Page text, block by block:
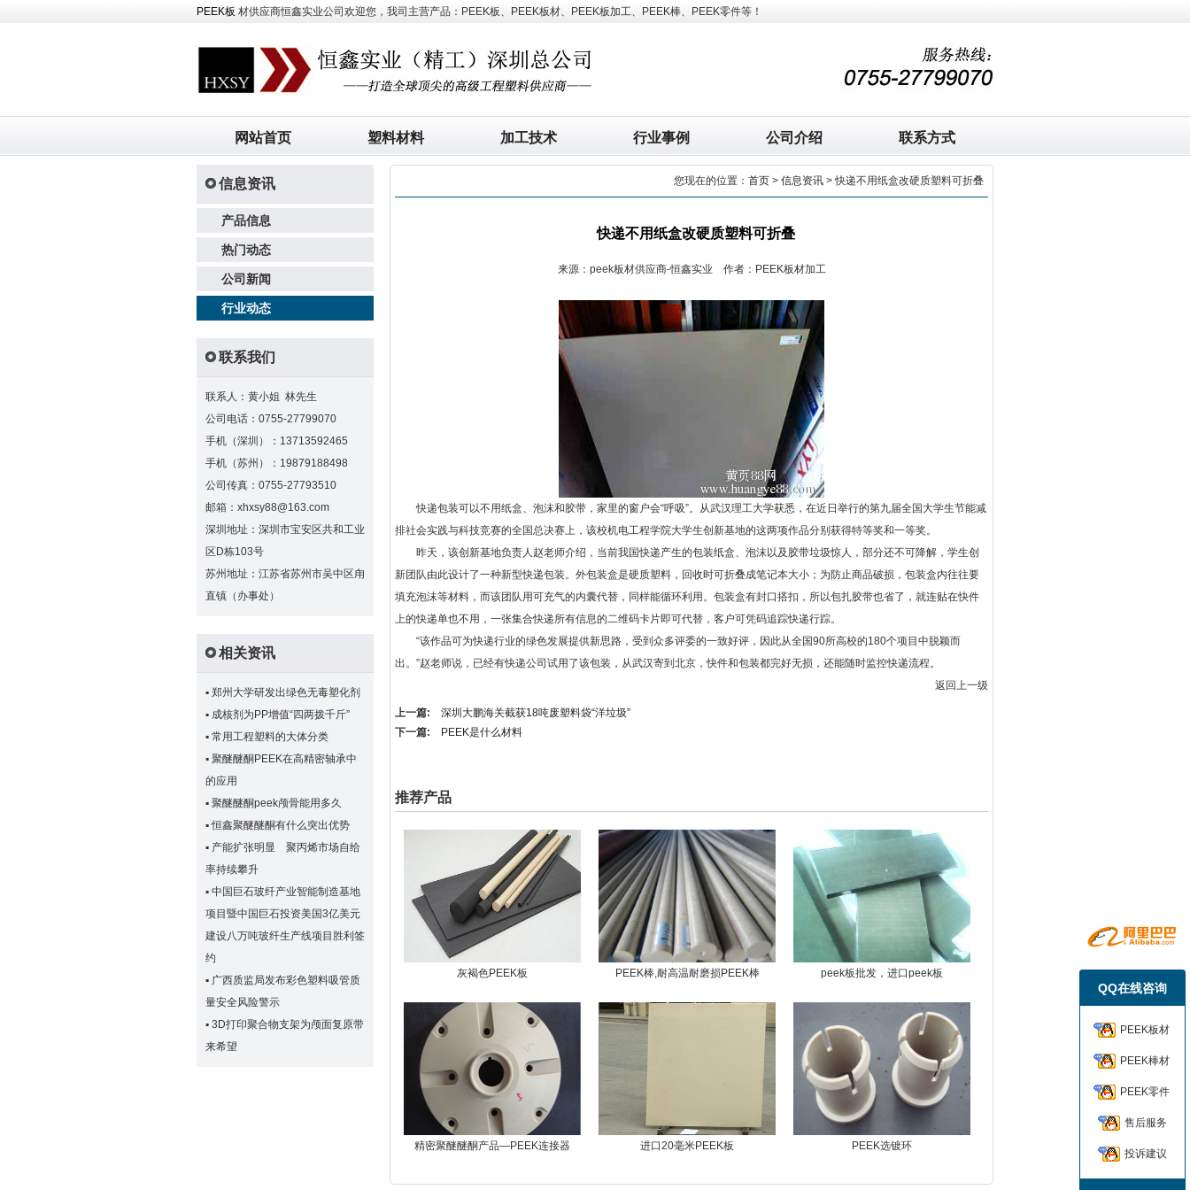
PEEK板 材供应商恒鑫实业公司欢迎您，我司主营产品：PEEK板、PEEK板材、PEEK板加工、PEEK棒、PEEK零件等！
网站首页 塑料材料 加工技术 行业事例 公司介绍 联系方式
信息资讯
产品信息
热门动态
公司新闻
行业动态
联系我们
联系人：黄小姐 林先生
公司电话：0755-27799070
手机（深圳）：13713592465
手机（苏州）：19879188498
公司传真：0755-27793510
邮箱：xhxsy88@163.com
深圳地址：深圳市宝安区共和工业
区D栋103号
苏州地址：江苏省苏州市吴中区甪
直镇（办事处）
相关资讯
▪ 郑州大学研发出绿色无毒塑化剂
▪ 成核剂为PP增值“四两拨千斤”
▪ 常用工程塑料的大体分类
▪ 聚醚醚酮PEEK在高精密轴承中
的应用
▪ 聚醚醚酮peek颅骨能用多久
▪恒鑫聚醚醚酮有什么突出优势
▪ 产能扩张明显 聚丙烯市场自给
率持续攀升
▪ 中国巨石玻纤产业智能制造基地
项目暨中国巨石投资美国3亿美元
建设八万吨玻纤生产线项目胜利签
约
▪ 广西质监局发布彩色塑料吸管质
量安全风险警示
▪ 3D打印聚合物支架为颅面复原带
来希望
您现在的位置： 首页 > 信息资讯 > 快递不用纸盒改硬质塑料可折叠
快递不用纸盒改硬质塑料可折叠
来源：peek板材供应商-恒鑫实业 作者：PEEK板材加工
快递包装可以不用纸盒、泡沫和胶带，家里的窗户会“呼吸”。从武汉理工大学获悉，在近日举行的第九届全国大学生节能减
排社会实践与科技竞赛的全国总决赛上，该校机电工程学院大学生创新基地的这两项作品分别获得特等奖和一等奖。
昨天，该创新基地负责人赵老师介绍，当前我国快递产生的包装纸盒、泡沫以及胶带垃圾惊人，部分还不可降解，学生创
新团队由此设计了一种新型快递包装。外包装盒是硬质塑料，回收时可折叠成笔记本大小；为防止商品破损，包装盒内往往要
填充泡沫等材料，而该团队用可充气的内囊代替，同样能循环利用。包装盒有封口搭扣，所以包扎胶带也省了，就连贴在快件
上的快递单也不用，一张集合快递所有信息的二维码卡片即可代替，客户可凭码追踪快递行踪。
“该作品可为快递行业的绿色发展提供新思路，受到众多评委的一致好评，因此从全国90所高校的180个项目中脱颖而
出。”赵老师说，已经有快递公司试用了该包装，从武汉寄到北京，快件和包装都完好无损，还能随时监控快递流程。
返回上一级
上一篇: 深圳大鹏海关截获18吨废塑料袋“洋垃圾”
下一篇:
PEEK是什么材料
推荐产品
灰褐色PEEK板 PEEK棒,耐高温耐磨损PEEK棒 peek板批发，进口peek板
精密聚醚醚酮产品—PEEK连接器 进口20毫米PEEK板 PEEK选镀环
QQ在线咨询
PEEK板材
PEEK棒材
PEEK零件
售后服务
投诉建议